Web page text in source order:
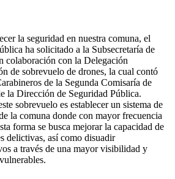
la seguridad en nuestra comuna, el
ha solicitado a la Subsecretaría de
colaboración con la Delegación
de sobrevuelo de drones, la cual contó
de la Segunda Comisaría de
la Dirección de Seguridad Pública.
sobrevuelo es establecer un sistema de
la comuna donde con mayor frecuencia
forma se busca mejorar la capacidad de
delictivas, así como disuadir
a través de una mayor visibilidad y